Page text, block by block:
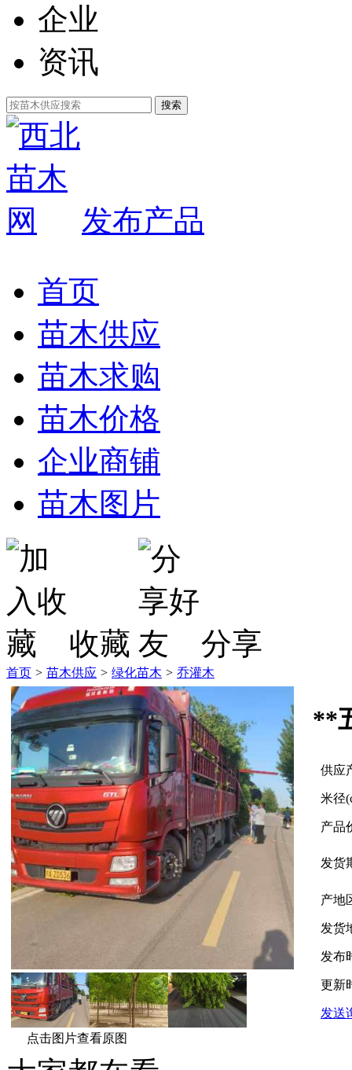
企业
资讯
发布产品
首页
苗木供应
苗木求购
苗木价格
企业商铺
苗木图片
收藏 分享
首页 > 苗木供应 > 绿化苗木 > 乔灌木
点击图片查看原图
**
供应
米径
产品
发货
产地
发货
发布
更新
发送